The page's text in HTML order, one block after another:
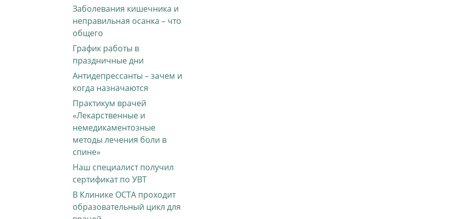
Заболевания кишечника и
неправильная осанка – что
общего
График работы в
праздничные дни
Антидепрессанты – зачем и
когда назначаются
Практикум врачей
«Лекарственные и
немедикаментозные
методы лечения боли в
спине»
Наш специалист получил
сертификат по УВТ
В Клинике ОСТА проходит
образовательный цикл для